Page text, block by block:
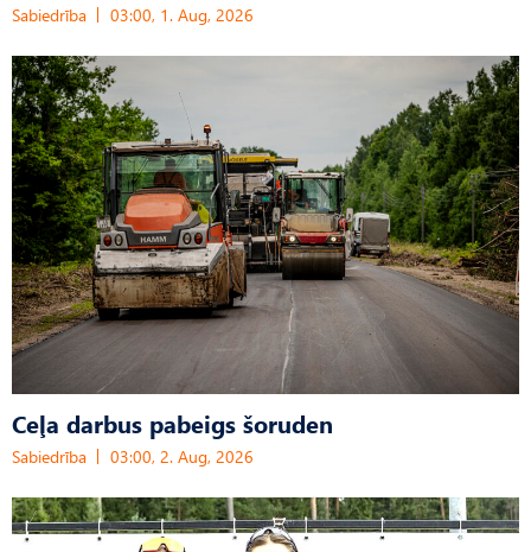
Sabiedrība 03:00, 1. Aug, 2026
Ceļa darbus pabeigs šoruden
Sabiedrība 03:00, 2. Aug, 2026